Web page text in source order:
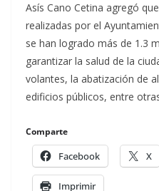
Asís Cano Cetina agregó
realizadas por el
se han logrado más de 1.3
garantizar la salud de la
volantes, la abatización de
edificios públicos, entre
Comparte
Facebook X
Imprimir